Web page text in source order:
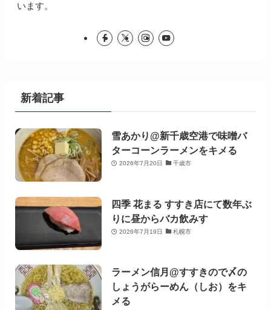
います。
新着記事
雪あかり@新千歳空港で味噌バ
ターコーンラーメンをキメる
2026年7月20日 千歳市
四季 花まる すすき店にて数年ぶ
りに昼からバカ飲みす
2026年7月19日 札幌市
ラーメン信月@すすきので〆の
しょうがらーめん（しお）をキ
メる